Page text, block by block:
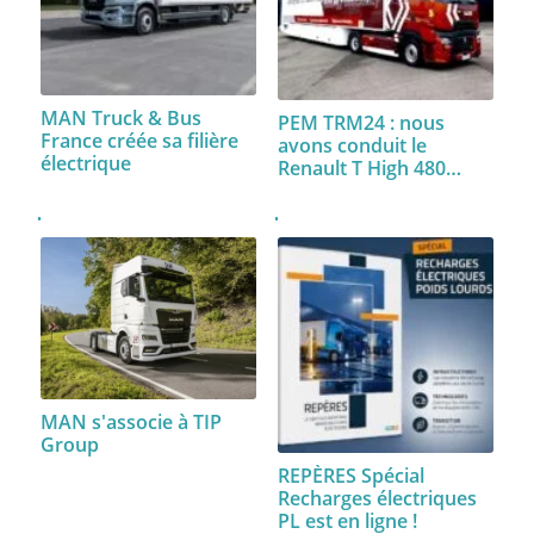
MAN Truck & Bus
France créée sa filière
électrique
PEM TRM24 : nous
avons conduit le
Renault T High 480…
MAN s'associe à TIP
Group
REPÈRES Spécial
Recharges électriques
PL est en ligne !